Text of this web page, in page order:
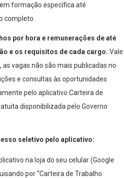
formação específica até
completo.
por hora e remunerações de até
e os requisitos de cada cargo. Vale
vagas não são mais publicadas no
e consultas às oportunidades
pelo aplicativo Carteira de
disponibilizada pelo Governo
seletivo pelo aplicativo:
na loja do seu celular (Google
por “Carteira de Trabalho